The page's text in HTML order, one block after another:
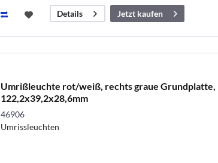
Details
Jetzt kaufen
Umrißleuchte rot/weiß, rechts graue Grundplatte,
122,2x39,2x28,6mm
46906
Umrissleuchten